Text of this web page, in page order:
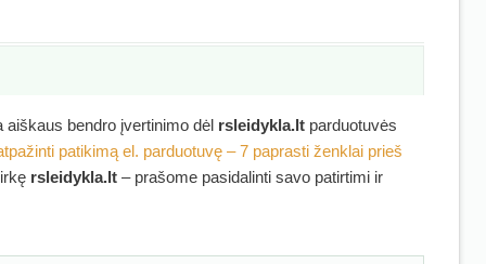
aiškaus bendro įvertinimo dėl rsleidykla.lt parduotuvės
patikimą el. parduotuvę – 7 paprasti ženklai prieš
rsleidykla.lt – prašome pasidalinti savo patirtimi ir